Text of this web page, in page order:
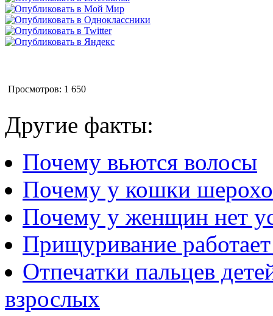
Просмотров: 1 650
Другие факты:
Почему вьются волосы
Почему у кошки
Почему у женщин нет
Прищуривание
Отпечатки пальцев
взрослых